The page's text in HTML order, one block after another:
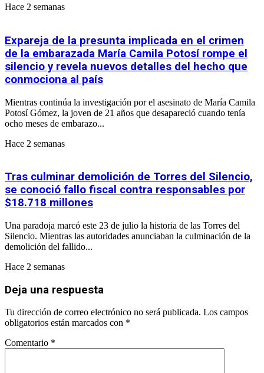
Hace 2 semanas
Expareja de la presunta implicada en el crimen
de la embarazada María Camila Potosí rompe el
silencio y revela nuevos detalles del hecho que
conmociona al país
Mientras continúa la investigación por el asesinato de María Camila
Potosí Gómez, la joven de 21 años que desapareció cuando tenía
ocho meses de embarazo...
Hace 2 semanas
Tras culminar demolición de Torres del Silencio,
se conoció fallo fiscal contra responsables por
$18.718 millones
Una paradoja marcó este 23 de julio la historia de las Torres del
Silencio. Mientras las autoridades anunciaban la culminación de la
demolición del fallido...
Hace 2 semanas
Deja una respuesta
Tu dirección de correo electrónico no será publicada. Los campos
obligatorios están marcados con *
Comentario *